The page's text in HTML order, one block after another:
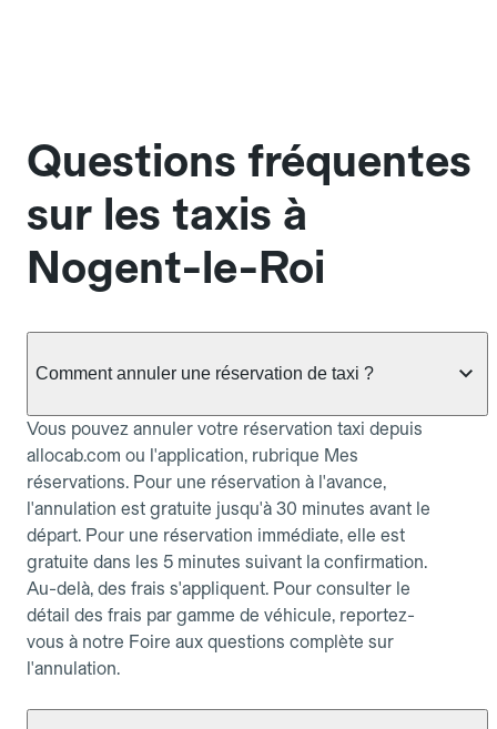
Questions fréquentes
sur les taxis à
Nogent-le-Roi
Comment annuler une réservation de taxi ?
Vous pouvez annuler votre réservation taxi depuis
allocab.com ou l'application, rubrique Mes
réservations. Pour une réservation à l'avance,
l'annulation est gratuite jusqu'à 30 minutes avant le
départ. Pour une réservation immédiate, elle est
gratuite dans les 5 minutes suivant la confirmation.
Au-delà, des frais s'appliquent. Pour consulter le
détail des frais par gamme de véhicule, reportez-
vous à notre Foire aux questions complète sur
l'annulation.